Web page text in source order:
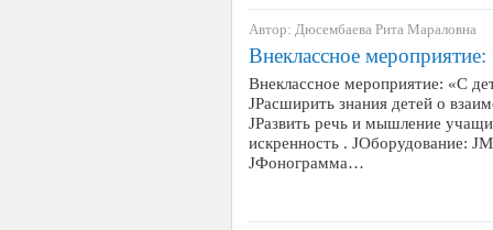
Автор: Дюсембаева Рита Мараловна
Внеклассное
Внеклассное мероприятие: «С
JРасширить знания детей о
JРазвить речь и мышление
искренность . JОборудование:
JФонограмма…